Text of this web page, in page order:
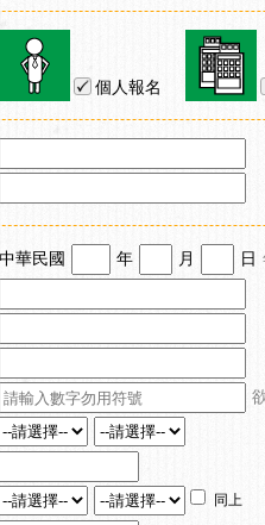
個人報名
中華民國 年 月 日
同上